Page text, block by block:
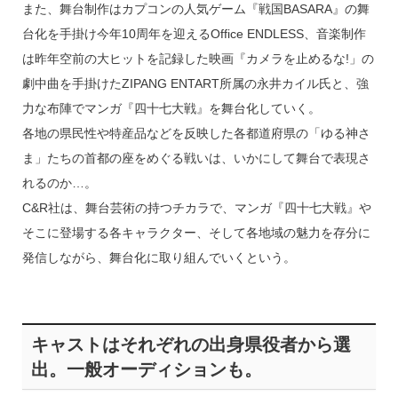
また、舞台制作はカプコンの人気ゲーム『戦国BASARA』の舞
台化を手掛け今年10周年を迎えるOffice ENDLESS、音楽制作
は昨年空前の大ヒットを記録した映画『カメラを止めるな!」の
劇中曲を手掛けたZIPANG ENTART所属の永井カイル氏と、強
力な布陣でマンガ『四十七大戦』を舞台化していく。
各地の県民性や特産品などを反映した各都道府県の「ゆる神さ
ま」たちの首都の座をめぐる戦いは、いかにして舞台で表現さ
れるのか…。
C&R社は、舞台芸術の持つチカラで、マンガ『四十七大戦』や
そこに登場する各キャラクター、そして各地域の魅力を存分に
発信しながら、舞台化に取り組んでいくという。
キャストはそれぞれの出身県役者から選
出。一般オーディションも。